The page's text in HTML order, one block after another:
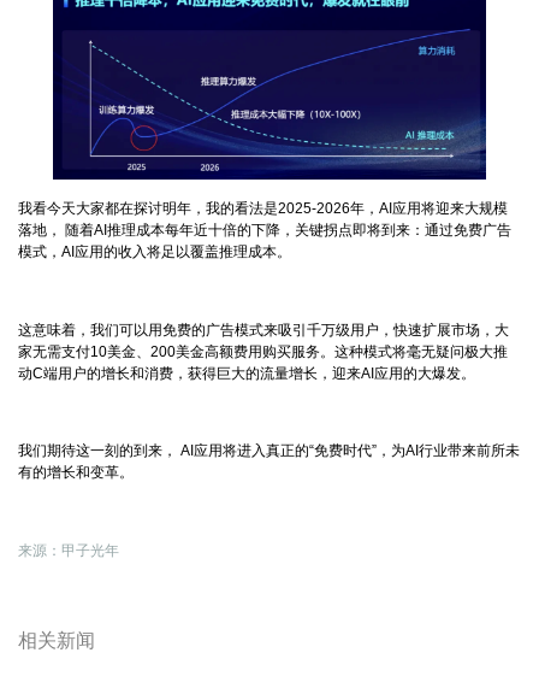
我看今天大家都在探讨明年，我的看法是2025-2026年，AI应用将迎来大规模
落地， 随着AI推理成本每年近十倍的下降，关键拐点即将到来：通过免费广告
模式，AI应用的收入将足以覆盖推理成本。
这意味着，我们可以用免费的广告模式来吸引千万级用户，快速扩展市场，大
家无需支付10美金、200美金高额费用购买服务。这种模式将毫无疑问极大推
动C端用户的增长和消费，获得巨大的流量增长，迎来AI应用的大爆发。
我们期待这一刻的到来， AI应用将进入真正的“免费时代”，为AI行业带来前所未
有的增长和变革。
来源：甲子光年
相关新闻